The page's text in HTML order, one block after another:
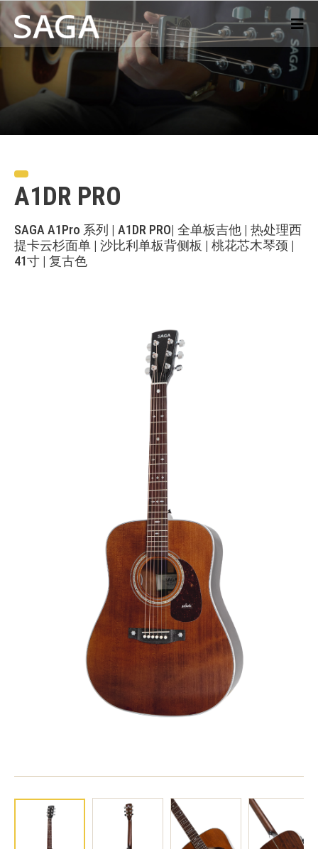
A1DR PRO
SAGA A1Pro 系列 | A1DR PRO| 全单板吉他 | 热处理西
提卡云杉面单 | 沙比利单板背侧板 | 桃花芯木琴颈 |
41寸 | 复古色